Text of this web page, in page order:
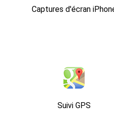
Captures d'écran
Suivi GPS